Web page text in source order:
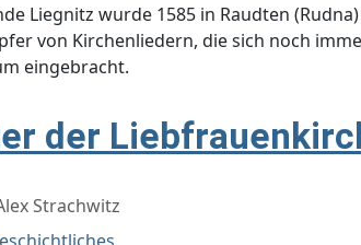
Liegnitz wurde 1585 in Raudten
von Kirchenliedern, die sich noch
eingebracht.
der
Strachwitz